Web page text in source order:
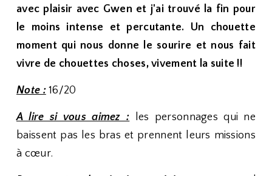
avec plaisir avec Gwen et j'ai trouvé la fin pour
le moins intense et percutante. Un chouette
moment qui nous donne le sourire et nous fait
vivre de chouettes choses, vivement la suite !!
Note :16/20
A lire si vous aimez : les personnages qui ne
baissent pas les bras et prennent leurs missions
à cœur.